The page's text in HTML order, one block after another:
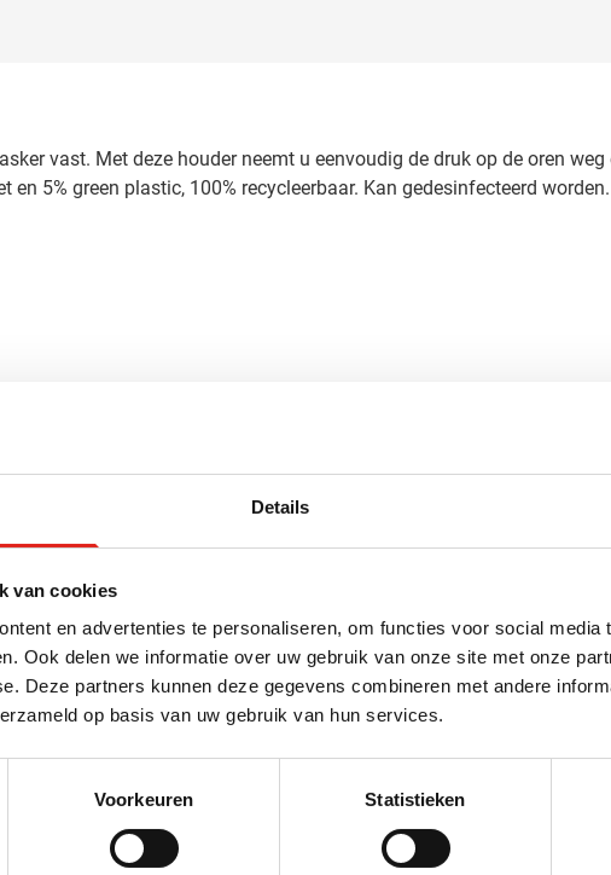
Details
van cookies
en advertenties te personaliseren, om functies voor social media
Ook delen we informatie over uw gebruik van onze site met onze
Deze partners kunnen deze gegevens combineren met andere
op basis van uw gebruik van hun services.
Voorkeuren Statistieken
vast. Met deze houder neemt u eenvoudig de druk op de oren
en 5% green plastic, 100% recycleerbaar. Kan gedesinfecteerd